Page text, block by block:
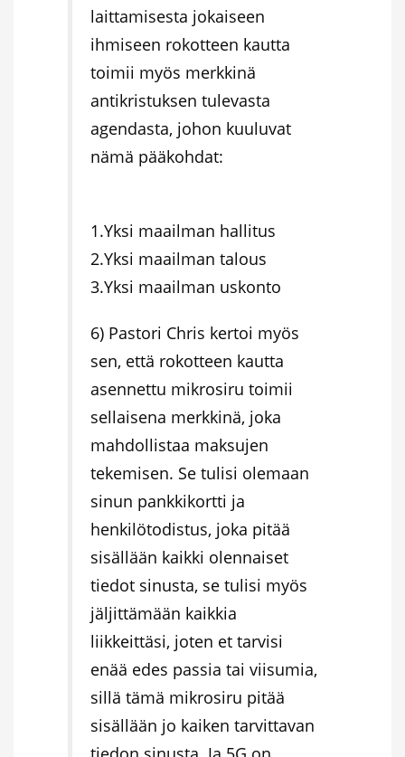
laittamisesta jokaiseen
ihmiseen rokotteen kautta
toimii myös merkkinä
antikristuksen tulevasta
agendasta, johon kuuluvat
nämä pääkohdat:
1.Yksi maailman hallitus
2.Yksi maailman talous
3.Yksi maailman uskonto
6) Pastori Chris kertoi myös
sen, että rokotteen kautta
asennettu mikrosiru toimii
sellaisena merkkinä, joka
mahdollistaa maksujen
tekemisen. Se tulisi olemaan
sinun pankkikortti ja
henkilötodistus, joka pitää
sisällään kaikki olennaiset
tiedot sinusta, se tulisi myös
jäljittämään kaikkia
liikkeittäsi, joten et tarvisi
enää edes passia tai viisumia,
sillä tämä mikrosiru pitää
sisällään jo kaiken tarvittavan